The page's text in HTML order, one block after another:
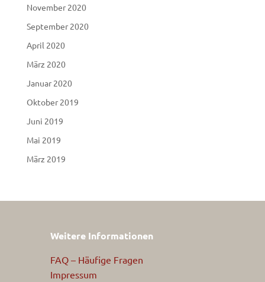
November 2020
September 2020
April 2020
März 2020
Januar 2020
Oktober 2019
Juni 2019
Mai 2019
März 2019
Weitere Informationen
FAQ – Häufige Fragen
Impressum